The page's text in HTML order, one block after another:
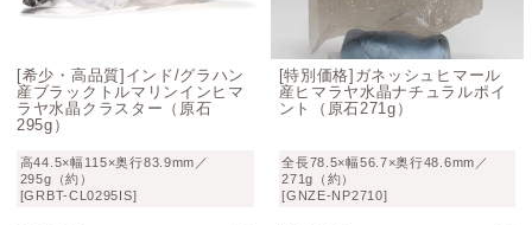
[希少・高品質]インド/グラハン
産ブラックトルマリンインヒマ
ラヤ水晶クラスター（原石
295g）
高44.5×幅115×奥行83.9mm／
295g（約）
[GRBT-CL0295IS]
[特別価格]ガネッシュヒマール
産ヒマラヤ水晶ナチュラルポイ
ント（原石271g）
全長78.5×幅56.7×奥行48.6mm／
271g（約）
[GNZE-NP2710]